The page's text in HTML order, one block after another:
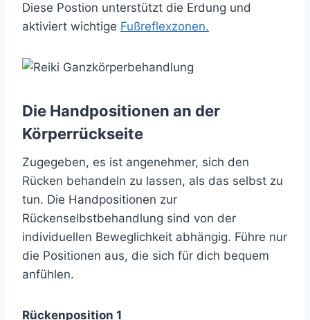
Diese Postion unterstützt die Erdung und
aktiviert wichtige Fußreflexzonen.
Die Handpositionen an der
Körperrückseite
Zugegeben, es ist angenehmer, sich den
Rücken behandeln zu lassen, als das selbst zu
tun. Die Handpositionen zur
Rückenselbstbehandlung sind von der
individuellen Beweglichkeit abhängig. Führe nur
die Positionen aus, die sich für dich bequem
anfühlen.
Rückenposition 1